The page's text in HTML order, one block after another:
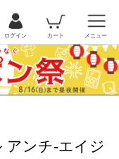
ログイン カート メニュー
アンチ-エイジ